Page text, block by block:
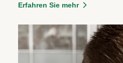
Erfahren Sie mehr